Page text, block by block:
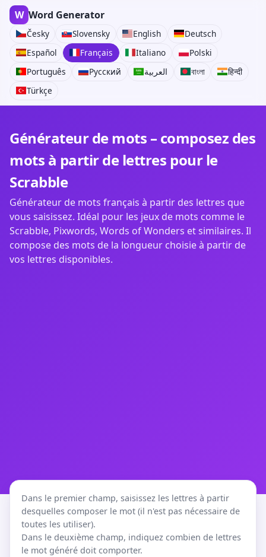
W Word Generator
Česky Slovensky English
Deutsch
Español
Français Italiano
Polski
Português
Русский العربية বাংলা
हिन्दी
Türkçe
Générateur de mots – composez des
mots à partir de lettres pour le
Scrabble
Générateur de mots français à partir des lettres que
vous saisissez. Idéal pour les jeux de mots comme le
Scrabble, Pixwords, Words of Wonders et similaires. Il
compose des mots de la longueur choisie à partir de
vos lettres disponibles.
Dans le premier champ, saisissez les lettres à partir
desquelles composer le mot (il n'est pas nécessaire de
toutes les utiliser).
Dans le deuxième champ, indiquez combien de lettres
le mot généré doit comporter.